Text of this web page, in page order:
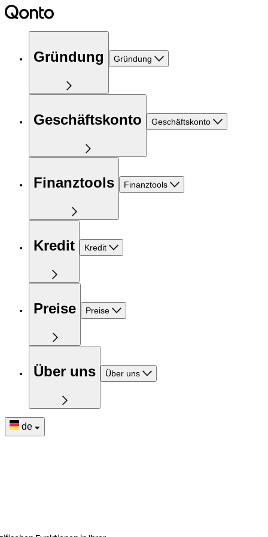
Gründung Gründung
Geschäftskonto Geschäftskonto
Finanztools Finanztools
Kredit Kredit
Preise Preise
Über uns Über uns
de